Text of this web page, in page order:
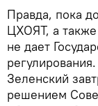
Правда, пока
ЦХОЯТ, а
не дает
Зеленский
решением